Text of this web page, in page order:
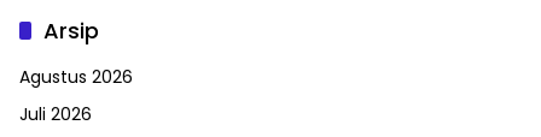
Arsip
Agustus 2026
Juli 2026